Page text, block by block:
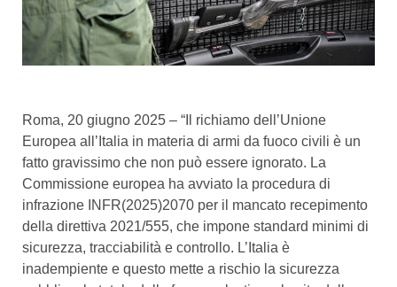
Roma, 20 giugno 2025 – “Il richiamo dell’Unione
Europea all’Italia in materia di armi da fuoco civili è un
fatto gravissimo che non può essere ignorato. La
Commissione europea ha avviato la procedura di
infrazione INFR(2025)2070 per il mancato recepimento
della direttiva 2021/555, che impone standard minimi di
sicurezza, tracciabilità e controllo. L’Italia è
inadempiente e questo mette a rischio la sicurezza